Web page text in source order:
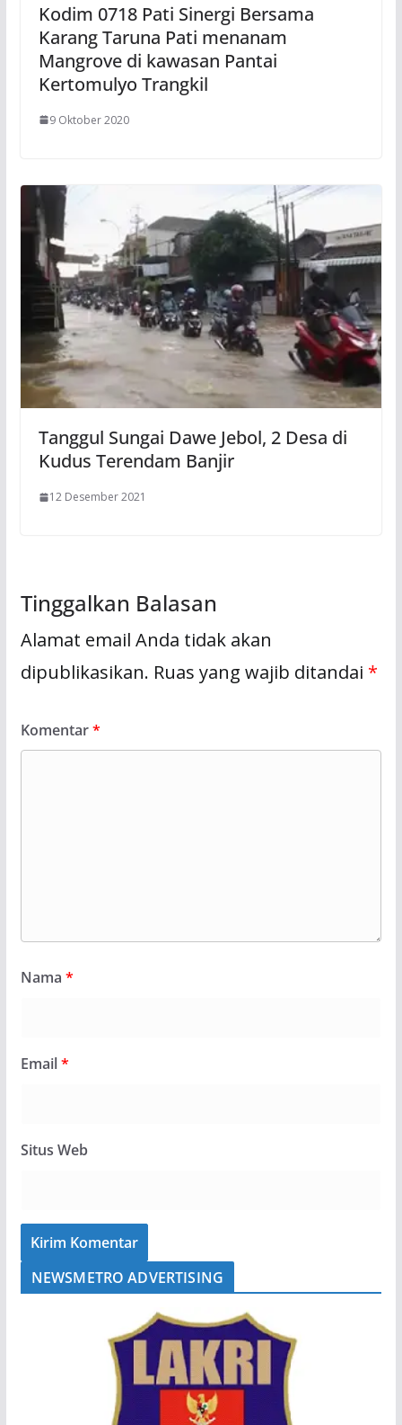
Kodim 0718 Pati Sinergi Bersama
Karang Taruna Pati menanam
Mangrove di kawasan Pantai
Kertomulyo Trangkil
9 Oktober 2020
Tanggul Sungai Dawe Jebol, 2 Desa di
Kudus Terendam Banjir
12 Desember 2021
Tinggalkan Balasan
Alamat email Anda tidak akan
dipublikasikan. Ruas yang wajib ditandai *
Komentar*
Nama *
Email*
Situs Web
NEWSMETRO ADVERTISING